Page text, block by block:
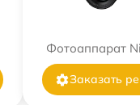
Фотоаппарат
Заказать